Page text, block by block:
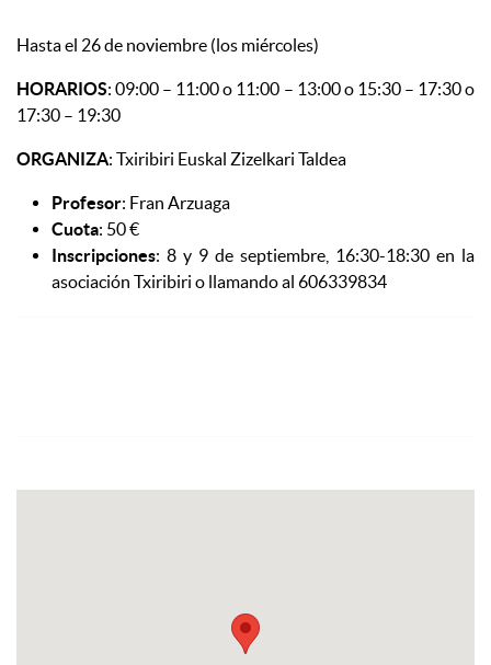
Hasta el 26 de noviembre (los miércoles)
HORARIOS: 09:00 – 11:00 o 11:00 – 13:00 o 15:30 – 17:30 o
17:30 – 19:30
ORGANIZA: Txiribiri Euskal Zizelkari Taldea
Profesor: Fran Arzuaga
Cuota: 50 €
Inscripciones: 8 y 9 de septiembre, 16:30-18:30 en la
asociación Txiribiri o llamando al 606339834